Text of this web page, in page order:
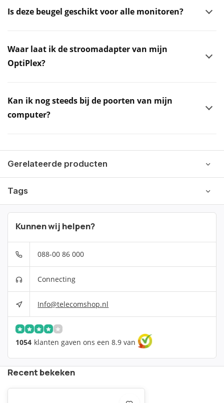
Is deze beugel geschikt voor alle monitoren?
Waar laat ik de stroomadapter van mijn
OptiPlex?
Kan ik nog steeds bij de poorten van mijn
computer?
Gerelateerde producten
Tags
Kunnen wij helpen?
088-00 86 000
Connecting
Info@telecomshop.nl
1054 klanten gaven ons een 8.9 van
Recent bekeken